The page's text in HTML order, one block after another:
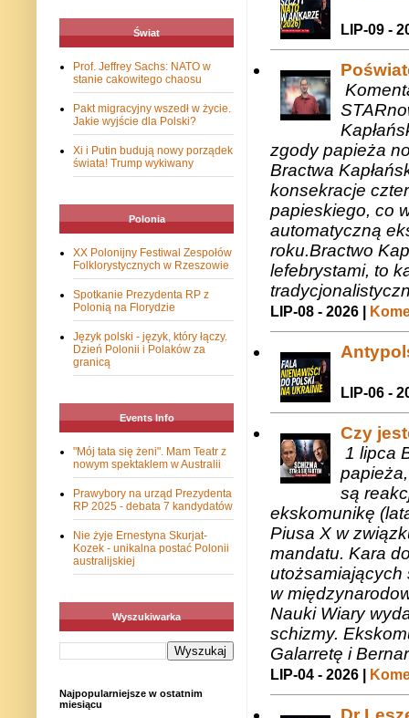
LIP-09 -
zgody papieża
Bractwa
konsekracje
papieskiego, co
automatyczną
roku.Bractwo
lefebrystami, to
LIP-08 - 2026 |
LIP-06 -
Czy
1 lipca
są
ekskomunikę
Piusa X w
mandatu. Kara
utożsamiających
w
Nauki Wiary
schizmy.
Galarretę i
LIP-04 - 2026 |
Świat
Prof. Jeffrey Sachs: NATO w
stanie cakowitego chaosu
Pakt migracyjny wszedł w życie.
Jakie wyjście dla Polski?
Xi i Putin budują nowy porządek
świata! Trump wykiwany
Polonia
XX Polonijny Festiwal Zespołów
Folklorystycznych w Rzeszowie
Spotkanie Prezydenta RP z
Polonią na Florydzie
Język polski - język, który łączy.
Dzień Polonii i Polaków za
granicą
Events Info
"Mój tata się żeni". Mam Teatr z
nowym spektaklem w Australii
Prawybory na urząd Prezydenta
RP 2025 - debata 7 kandydatów
Nie żyje Ernestyna Skurjat-
Kozek - unikalna postać Polonii
australijskiej
Wyszukiwarka
Najpopularniejsze w ostatnim
miesiącu